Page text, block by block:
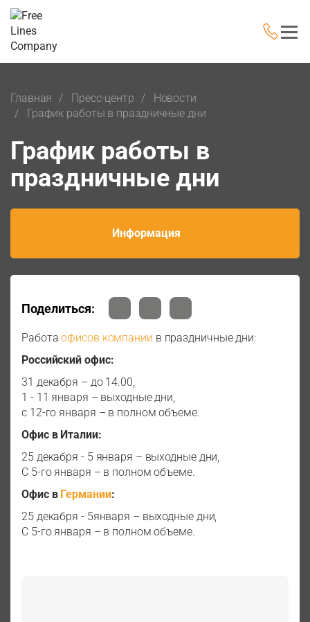
Главная Пресс-центр
Новости
График работы в праздничные дни
График работы в
праздничные дни
Информация
Поделиться:
Работаофисов компании в праздничные дни:
Российский офис:
31 декабря – до 14.00,
1 - 11 января – выходные дни,
с 12-го января – в полном объеме.
Офис в Италии:
25 декабря - 5 января – выходные дни,
С 5-го января – в полном объеме.
Офис в Германии:
25 декабря - 5января – выходные дни,
С 5-го января – в полном объеме.